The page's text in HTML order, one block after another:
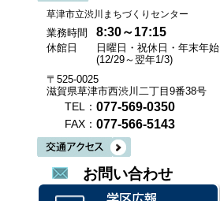
草津市立渋川まちづくりセンター
業務時間 8:30～17:15
休館日
日曜日・祝休日・年末年始
(12/29～翌年1/3)
〒525-0025
滋賀県草津市西渋川二丁目9番38号
TEL： 077-569-0350
FAX： 077-566-5143
お問い合わせ